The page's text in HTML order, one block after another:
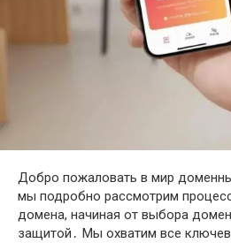
Добро пожаловать в мир
мы подробно рассмотрим
домена, начиная от выбора
защитой․ Мы охватим все